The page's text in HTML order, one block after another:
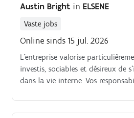
Austin Bright in ELSENE
Vaste jobs
Online sinds 15 jul. 2026
L'entreprise valorise
investis, sociables et désireux de
dans la vie interne. Vos